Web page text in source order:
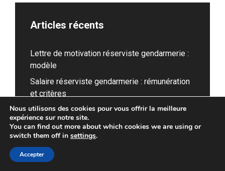
Articles récents
Lettre de motivation réserviste gendarmerie :
modèle
Salaire réserviste gendarmerie : rémunération
et critères
QCM SSIAP : pourquoi le questionnaire «
officiel » du ministère de l’Intérieur ne vous
fera jamais réviser
PSIG Gendarmerie : missions, recrutement et
quotidien
Nous utilisons des cookies pour vous offrir la meilleure
expérience sur notre site.
You can find out more about which cookies we are using or
switch them off in settings.
Accepter